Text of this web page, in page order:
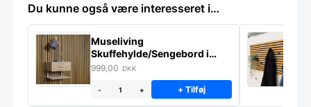
Du kunne også være interesseret i…
Museliving
Skuffehylde/Sengebord i
massiv eg
999,00 DKK
- + + Tilføj